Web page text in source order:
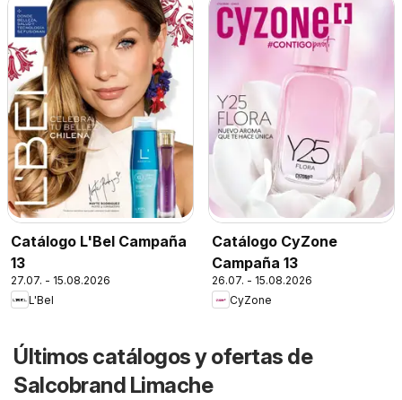
Catálogo L'Bel Campaña
13
27.07. - 15.08.2026
L'Bel
Catálogo CyZone
Campaña 13
26.07. - 15.08.2026
CyZone
Últimos catálogos y ofertas de
Salcobrand Limache